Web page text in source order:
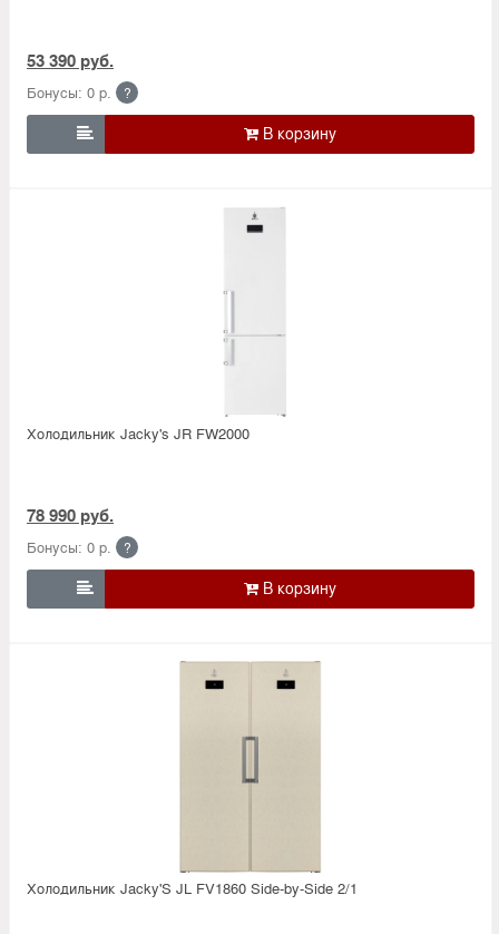
53 390 руб.
Бонусы: 0 р. ?

Холодильник Jacky's JR FW2000
78 990 руб.
Бонусы: 0 р. ?

Холодильник Jacky'S JL FV1860 Side-by-Side 2/1